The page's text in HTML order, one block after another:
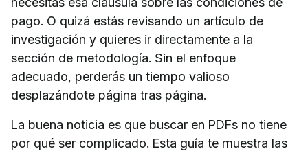
pago. O quizá estás revisando un artículo de
investigación y quieres ir directamente a la
sección de metodología. Sin el enfoque
adecuado, perderás un tiempo valioso
desplazándote página tras página.
La buena noticia es que buscar en PDFs no tiene
por qué ser complicado. Esta guía te muestra las